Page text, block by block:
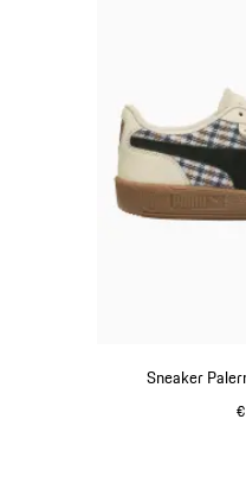
Sneaker